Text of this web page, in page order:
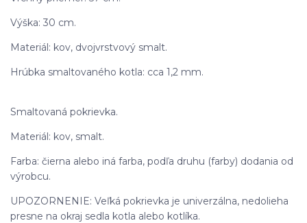
Výška: 30 cm.
Materiál: kov, dvojvrstvový smalt.
Hrúbka smaltovaného kotla: cca 1,2 mm.
Smaltovaná pokrievka.
Materiál: kov, smalt.
Farba: čierna alebo iná farba, podľa druhu (farby) dodania od
výrobcu.
UPOZORNENIE: Veľká pokrievka je univerzálna, nedolieha
presne na okraj sedla kotla alebo kotlíka.